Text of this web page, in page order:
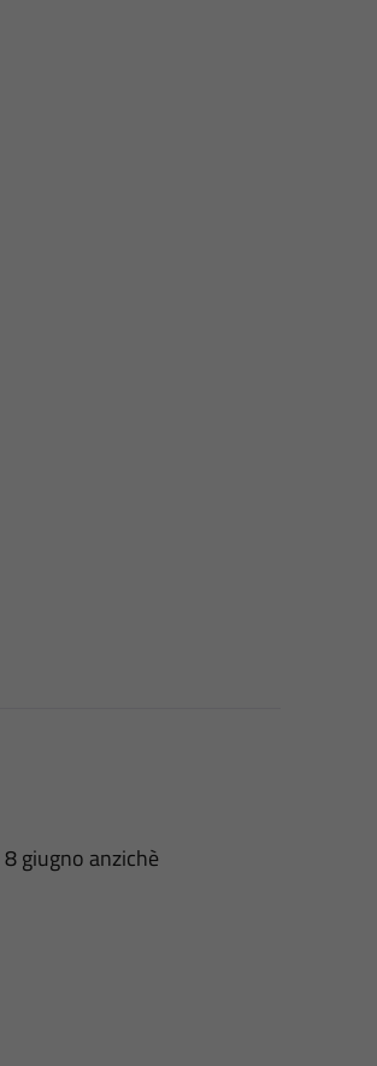
giugno anzichè